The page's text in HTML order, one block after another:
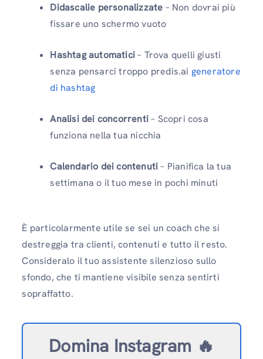
Didascalie personalizzate – Non dovrai più
fissare uno schermo vuoto
Hashtag automatici– Trova quelli giusti
senza pensarci troppo predis.ai generatore
di hashtag
Analisi dei concorrenti– Scopri cosa
funziona nella tua nicchia
Calendario dei contenuti– Pianifica la tua
settimana o il tuo mese in pochi minuti
È particolarmente utile se sei un coach che si
destreggia tra clienti, contenuti e tutto il resto.
Consideralo il tuo assistente silenzioso sullo
sfondo, che ti mantiene visibile senza sentirti
sopraffatto.
Domina Instagram 🔥